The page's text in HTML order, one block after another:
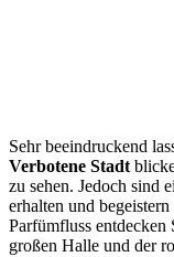
Sehr beeindruckend
Verbotene Stadt
zu sehen. Jedoch sind
erhalten und
Parfümfluss entdecken
großen Halle und der